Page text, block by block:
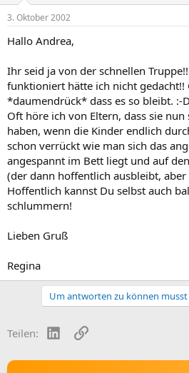
3. Oktober 2002
Hallo Andrea,
Ihr seid ja von der schnellen
funktioniert hätte ich nicht gedacht!!
*daumendrück* dass es so bleibt. :-D
Oft höre ich von Eltern, dass sie
haben, wenn die Kinder endlich
schon verrückt wie man sich das
angespannt im Bett liegt und auf
(der dann hoffentlich ausbleibt,
Hoffentlich kannst Du selbst auch
schlummern!
Lieben Gruß
Regina
Um antworten zu können
Teilen: LinkedInLink